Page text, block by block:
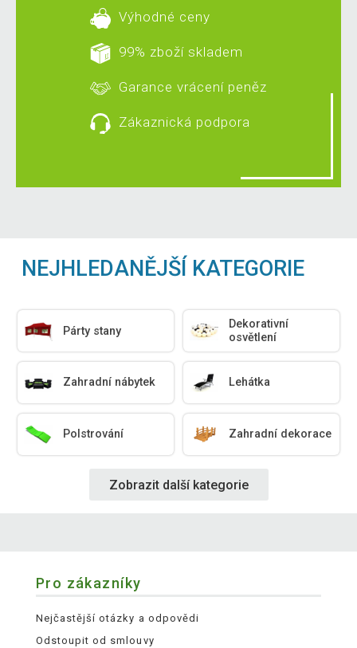
Výhodné ceny
99% zboží skladem
Garance vrácení peněz
Zákaznická podpora
NEJHLEDANĚJŠÍ KATEGORIE
Párty stany
Dekorativní
osvětlení
Zahradní nábytek Lehátka
Polstrování Zahradní dekorace
Zobrazit další kategorie
Pro zákazníky
Nejčastější otázky a odpovědi
Odstoupit od smlouvy